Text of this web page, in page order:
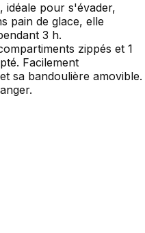
idéale pour s'évader,
pain de glace, elle
3 h.
zippés et 1
Facilement
sa bandoulière amovible.